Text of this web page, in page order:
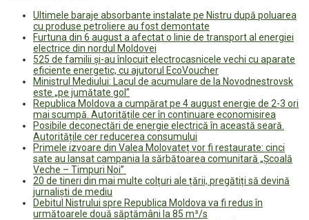
Ultimele baraje absorbante instalate pe Nistru după poluarea
cu produse petroliere au fost demontate
Furtuna din 6 august a afectat o linie de transport al energiei
electrice din nordul Moldovei
525 de familii și-au înlocuit electrocasnicele vechi cu aparate
eficiente energetic, cu ajutorul EcoVoucher
Ministrul Mediului: Lacul de acumulare de la Novodnestrovsk
este „pe jumătate gol”
Republica Moldova a cumpărat pe 4 august energie de 2-3 ori
mai scumpă. Autoritățile cer în continuare economisirea
Posibile deconectări de energie electrică în această seară.
Autoritățile cer reducerea consumului
Primele izvoare din Valea Molovateț vor fi restaurate: cinci
sate au lansat campania la sărbătoarea comunitară „Școală
Veche – Timpuri Noi”
20 de tineri din mai multe colțuri ale țării, pregătiți să devină
jurnaliști de mediu
Debitul Nistrului spre Republica Moldova va fi redus în
următoarele două săptămâni la 85 m³/s